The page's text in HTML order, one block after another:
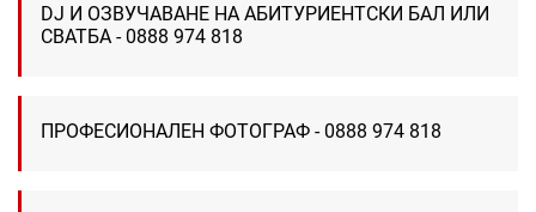
DJ И ОЗВУЧАВАНЕ НА АБИТУРИЕНТСКИ БАЛ ИЛИ
СВАТБА - 0888 974 818
ПРОФЕСИОНАЛЕН ФОТОГРАФ - 0888 974 818